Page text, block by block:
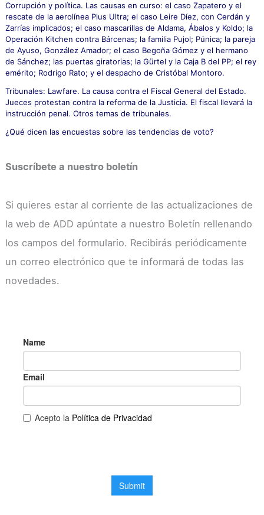
Corrupción y política. Las causas en curso: el caso Zapatero y el
rescate de la aerolínea Plus Ultra; el caso Leire Díez, con Cerdán y
Zarrías implicados; el caso mascarillas de Aldama, Ábalos y Koldo; la
Operación Kitchen contra Bárcenas; la familia Pujol; Púnica; la pareja
de Ayuso, González Amador; el caso Begoña Gómez y el hermano
de Sánchez; las puertas giratorias; la Gürtel y la Caja B del PP; el rey
emérito; Rodrigo Rato; y el despacho de Cristóbal Montoro.
Tribunales: Lawfare. La causa contra el Fiscal General del Estado.
Jueces protestan contra la reforma de la Justicia. El fiscal llevará la
instrucción penal. Otros temas de tribunales.
¿Qué dicen las encuestas sobre las tendencias de voto?
Suscríbete a nuestro boletín
Si quieres estar al corriente de las actualizaciones de
la web de ADD apúntate a nuestro Boletín rellenando
los campos del formulario. Recibirás periódicamente
un correo electrónico que te informará de todas las
novedades.